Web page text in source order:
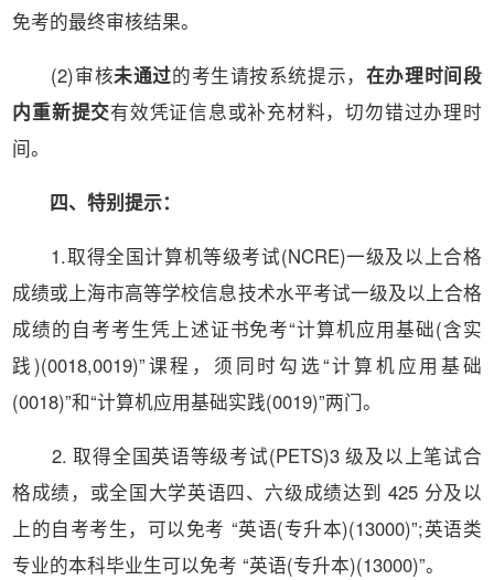
免考的最终审核结果。
(2)审核未通过的考生请按系统提示， 在办理时间段
内重新提交有效凭证信息或补充材料，切勿错过办理时
间。
四、特别提示：
1.取得全国计算机等级考试(NCRE)一级及以上合格
成绩或上海市高等学校信息技术水平考试一级及以上合格
成绩的自考考生凭上述证书免考“计算机应用基础(含实
践)(0018,0019)”课程，须同时勾选“计算机应用基础
(0018)”和“计算机应用基础实践(0019)”两门。
2. 取得全国英语等级考试(PETS)3 级及以上笔试合
格成绩，或全国大学英语四、六级成绩达到 425 分及以
上的自考考生，可以免考 “英语(专升本)(13000)”;英语类
专业的本科毕业生可以免考 “英语(专升本)(13000)”。